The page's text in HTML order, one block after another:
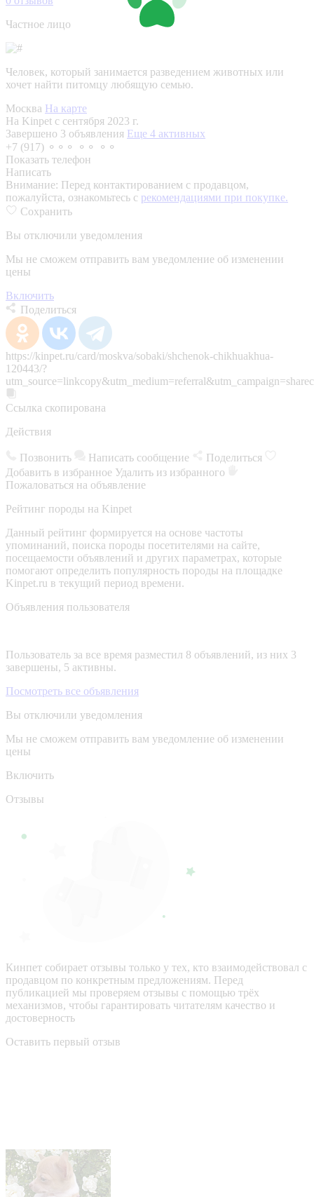
Частное лицо
Человек, который занимается разведением животных или
хочет найти питомцу любящую семью.
Москва На карте
На Kinpet c сентября 2023 г.
Завершено 3 объявления Еще 4 активных
+7 (917) ⚬⚬⚬ ⚬⚬ ⚬⚬
Показать телефон
Написать
Внимание: Перед контактированием с продавцом,
пожалуйста, ознакомьтесь с рекомендациями при покупке.
Сохранить
Вы отключили уведомления
Мы не сможем отправить вам уведомление об изменении
цены
Включить
Поделиться
https://kinpet.ru/card/moskva/sobaki/shchenok-chikhuakhua-
120443/?
Ссылка скопирована
Действия
Позвонить Написать сообщение
Поделиться
Добавить в избранное Удалить из избранного
Пожаловаться на объявление
Рейтинг породы на Kinpet
Данный рейтинг формируется на основе частоты
упоминаний, поиска породы посетителями на сайте,
посещаемости объявлений и других параметрах, которые
помогают определить популярность породы на площадке
Kinpet.ru в текущий период времени.
Объявления пользователя
Пользователь за все время разместил 8 объявлений, из них 3
завершены, 5 активны.
Посмотреть все объявления
Вы отключили уведомления
Мы не сможем отправить вам уведомление об изменении
цены
Включить
Отзывы
Кинпет собирает отзывы только у тех, кто взаимодействовал с
продавцом по конкретным предложениям. Перед
публикацией мы проверяем отзывы с помощью трёх
механизмов, чтобы гарантировать читателям качество и
достоверность
Оставить первый отзыв